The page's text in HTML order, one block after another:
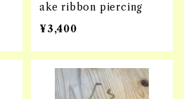
ake ribbon piercing
¥3,400